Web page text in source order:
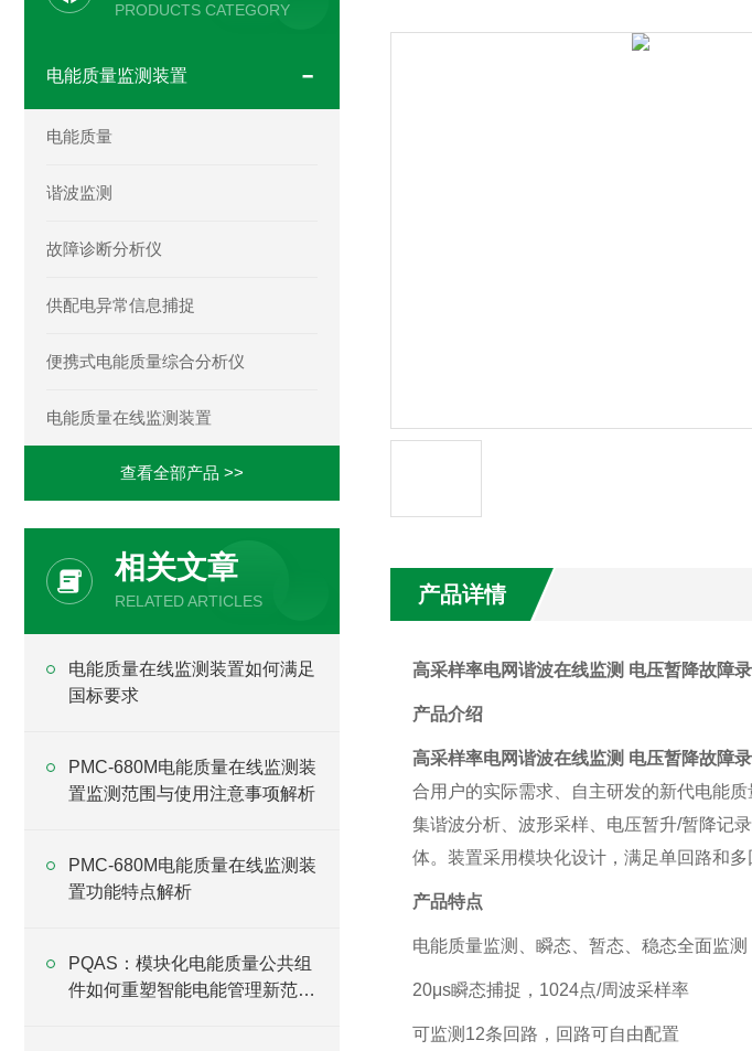
PRODUCTS CATEGORY
电能质量监测装置
电能质量
谐波监测
故障诊断分析仪
供配电异常信息捕捉
便携式电能质量综合分析仪
电能质量在线监测装置
查看全部产品 >>
相关文章
RELATED ARTICLES
电能质量在线监测装置如何满足
国标要求
PMC-680M电能质量在线监测装
置监测范围与使用注意事项解析
PMC-680M电能质量在线监测装
置功能特点解析
PQAS：模块化电能质量公共组
件如何重塑智能电能管理新范
产品详情
高采样率电网谐波在线监测 电压暂降故障
产品介绍
高采样率电网谐波在线监测 电压暂降故障
合用户的实际需求、自主研发的新代电能
集谐波分析、波形采样、电压暂升/暂降记
体。装置采用模块化设计，满足单回路和
产品特点
电能质量监测、瞬态、暂态、稳态全面监测
20μs瞬态捕捉，1024点/周波采样率
可监测12条回路，回路可自由配置